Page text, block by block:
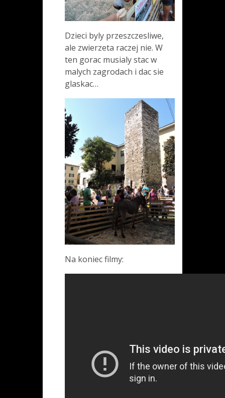
Dzieci byly przeszczesliwe,
ale zwierzeta raczej nie. W
ten gorac musialy stac w
malych zagrodach i dac sie
glaskac…
Na koniec filmy: